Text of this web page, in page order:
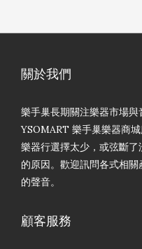
關於我們
樂手巢長期關注樂器市場
YSOMART 樂手巢樂器商
樂器行選擇太少，或弦斷
的原因。歡迎訊問各式相
的聲音。
顧客服務